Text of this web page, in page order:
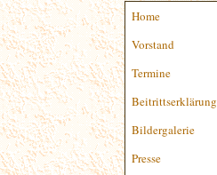
Home
Vorstand
Termine
Beitrittserklärung
Bildergalerie
Presse